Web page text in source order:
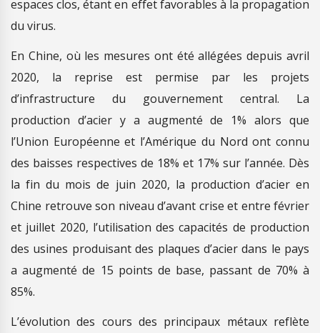
espaces clos, étant en effet favorables à la propagation
du virus.
En Chine, où les mesures ont été allégées depuis avril
2020, la reprise est permise par les projets
d’infrastructure du gouvernement central. La
production d’acier y a augmenté de 1% alors que
l’Union Européenne et l’Amérique du Nord ont connu
des baisses respectives de 18% et 17% sur l’année. Dès
la fin du mois de juin 2020, la production d’acier en
Chine retrouve son niveau d’avant crise et entre février
et juillet 2020, l’utilisation des capacités de production
des usines produisant des plaques d’acier dans le pays
a augmenté de 15 points de base, passant de 70% à
85%.
L’évolution des cours des principaux métaux reflète